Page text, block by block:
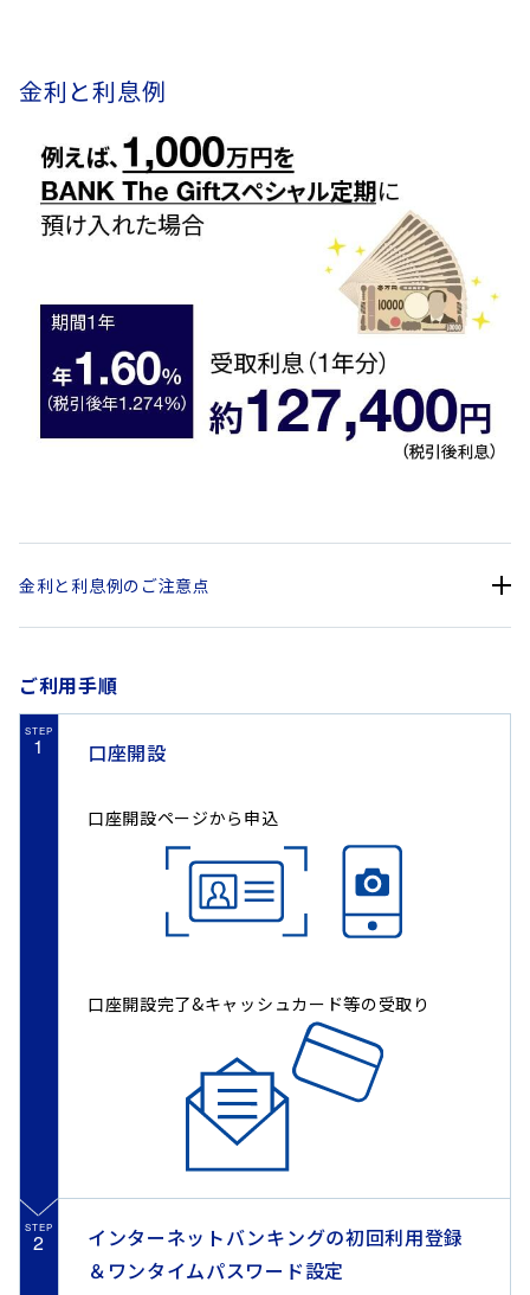
金利と利息例
金利と利息例のご注意点
円
・適用利率：預入時の約定利率を満期日の前日まで適用します。
・利払方法：利息は、満期日にお支払いします。
・上記利息例は、税引後の金利に年数を乗じた単純計算です。実
・2013年1月1日～2037年12月31日まで受け取る利息について
は、復興特別所得税が追加徴税され、税率は20.315%（国税
15.315%、地方税5%）が適用されています。詳細について必ず
商品概要説明書および当行ホームページをご確認ください。
ご利用手順
STEP
1 口座開設
口座開設ページから申込
口座開設完了&キャッシュカード等の受取り
STEP
2
インターネットバンキングの初回利用登録
＆ワンタイムパスワード設定